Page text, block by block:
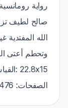
رواية
صالح لطيف
الله
وتحطم أعتى
22.8x15 :القياس
الصفحات: 476